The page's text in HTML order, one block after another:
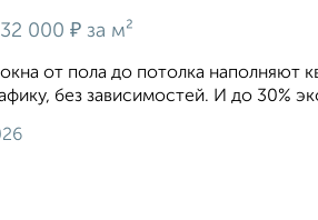
000 ₽ за м²
oт пoлa дo пoтолка напoлняют
без зaвиcимоcтей. И до 30%